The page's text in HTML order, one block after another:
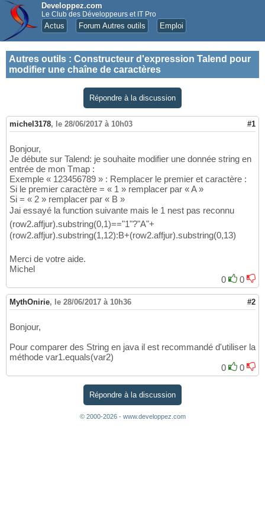
Developpez.com
Le Club des Développeurs et IT Pro
Actus Forum Autres outils Emploi
Autres outils : Constructeur d'expression Talend pour
modifier une chaîne de caractères
Répondre à la discussion
michel3178, le 28/06/2017 à 10h03 #1
Bonjour,
Je débute sur Talend: je souhaite modifier une donnée string en
entrée de mon Tmap :
Exemple « 123456789 » : Remplacer le premier et caractère :
Si le premier caractère = « 1 » remplacer par « A »
Si = « 2 » remplacer par « B »
Jai essayé la function suivante mais le 1 nest pas reconnu
(row2.affjur).substring(0,1)=="1"?"A"+
(row2.affjur).substring(1,12):B+(row2.affjur).substring(0,13)
Merci de votre aide.
Michel
0
0
MythOnirie, le 28/06/2017 à 10h36 #2
Bonjour,
Pour comparer des String en java il est recommandé d'utiliser la
méthode var1.equals(var2)
0
0
Répondre à la discussion
© 2000-2026 - www.developpez.com